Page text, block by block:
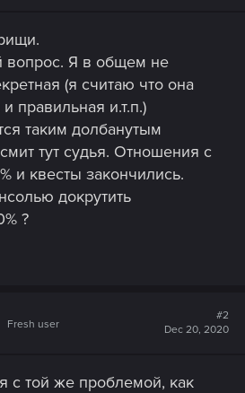
вопрос. Я в общем не
(я считаю что она
правильная и.т.п.)
таким долбанутым
тут судья. Отношения с
и квесты закончились.
докрутить
?
Fresh user
#2
Dec 20, 2020
с той же проблемой, как